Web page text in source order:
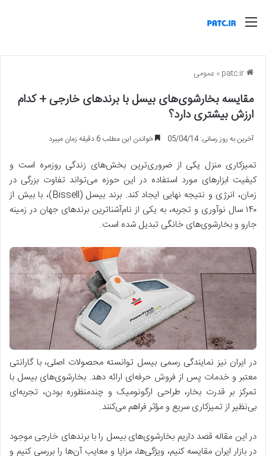
منو
»عمومی
مقایسه بخارشوی‌های بیسل با برندهای خارجی + کدام
ارزش بیشتری دارد؟
آخرین به روز رسانی: 05/04/14 خواندن این مطلب 6 دقیقه زمان میبرد
تمیزکاری منزل یکی از ضروری‌ترین بخش‌های زندگی روزمره است و
کیفیت ابزارهای مورد استفاده در این حوزه می‌تواند تفاوت بزرگی در
زمان، انرژی و نتیجه نهایی ایجاد کند. برند بیسل (Bissell)، با بیش از
۱۴۰ سال نوآوری و تجربه، به یکی از نام‌آشناترین برندهای جهان در زمینه
جارو و بخارشوی‌های خانگی تبدیل شده است.
در ایران نیز نمایندگی رسمی بیسل توانسته محصولات اصلی، با گارانتی
معتبر و خدمات پس از فروش حرفه‌ای ارائه دهد. بخارشوی‌های بیسل با
تمرکز بر قدرت بخار، طراحی ارگونومیک و چندمنظوره بودن، تجربه‌ای
بی‌نظیر از تمیزکاری سریع و مؤثر فراهم می‌کنند.
در این مقاله قصد داریم بخارشوی‌های بیسل را با برندهای خارجی موجود
در بازار ایران مقایسه کنیم، ویژگی‌ها، مزایا و معایب آن‌ها را بررسی کنیم و